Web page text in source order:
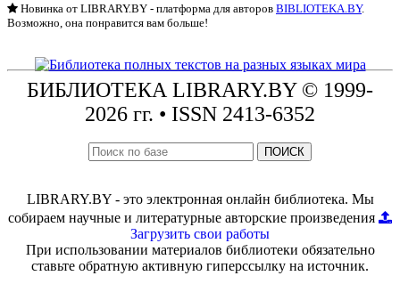
Новинка от LIBRARY.BY - платформа для авторов BIBLIOTEKA.BY.
Возможно, она понравится вам больше!
БИБЛИОТЕКА LIBRARY.BY © 1999-
2026 гг. • ISSN 2413-6352
ПОИСК
LIBRARY.BY - это электронная онлайн библиотека. Мы
собираем научные и литературные авторские произведения
Загрузить свои работы
При использовании материалов библиотеки обязательно
ставьте обратную активную гиперссылку на источник.